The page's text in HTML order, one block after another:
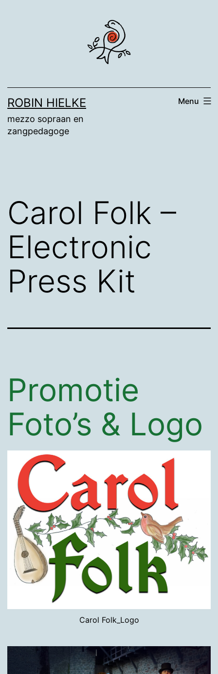
ROBIN HIELKE
mezzo sopraan en
zangpedagoge
Menu
Carol Folk –
Electronic
Press Kit
Promotie
Foto’s & Logo
Carol Folk_Logo